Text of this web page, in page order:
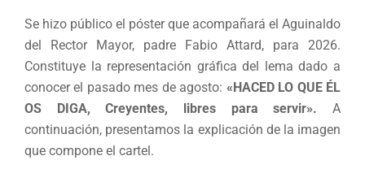
Se hizo público el póster que acompañará el Aguinaldo
del Rector Mayor, padre Fabio Attard, para 2026.
Constituye la representación gráfica del lema dado a
conocer el pasado mes de agosto: «HACED LO QUE ÉL
OS DIGA, Creyentes, libres para servir». A
continuación, presentamos la explicación de la imagen
que compone el cartel.